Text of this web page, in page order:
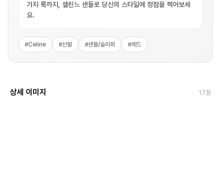
가지 룩까지, 셀린느 샌들로 당신의 스타일에 정점을 찍어보세
요.
#Celine #신발 #샌들/슬리퍼 #레드
상세 이미지 17장